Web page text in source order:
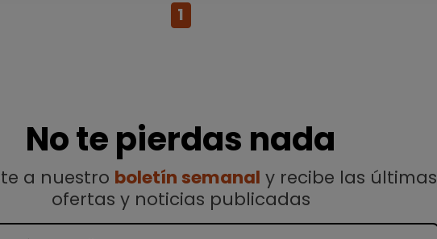
1
No te pierdas nada
a nuestro boletín semanal y recibe las últimas
ofertas y noticias publicadas